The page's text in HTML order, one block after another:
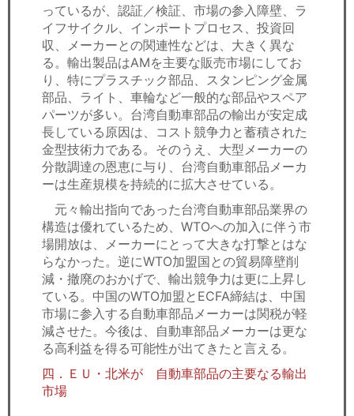
っているが、認証／検証、市場の参入障壁、ラ
イフサイクル、インポートプロセス、投資回
収、メーカーとの関連性などは、大きく異な
る。輸出製品はAMを主要な販売市場にしてお
り、特にプラスチック部品、スタンピング金属
部品、ライト、車輪など一般的な部品やスペア
パーツが多い。台湾自動車部品の輸出が安定成
長している原因は、コスト競争力と蓄積された
金型技術力である。そのうえ、大型メーカーの
分散調達の恩恵に与り、台湾自動車部品メーカ
ーは生産規模を持続的に拡大させている。
元々輸出指向であった台湾自動車部品業界の
構造は優れているため、WTOへの加入に伴う市
場開放は、メーカーにとって大きな打撃とはな
らなかった。逆にWTO加盟国との貿易障壁削
減・撤廃のおかげで、輸出競争力は更に上昇し
ている。中国のWTO加盟とECFA締結は、中国
市場に参入する自動車部品メーカーは関税が軽
減させた。今後は、自動車部品メーカーは更な
る高利益を得る可能性が出てきたと言える。
四．ＥＵ・北米が 自動車部品の主要なる輸出
市場